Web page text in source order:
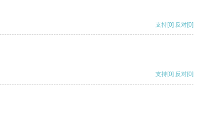
支持[0] 反对[0]
支持[0] 反对[0]